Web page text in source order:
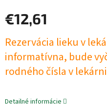
€12,61
cena:
Rezervácia lieku v
informatívna, bude
rodného čísla v lekárni
Detailné informácie